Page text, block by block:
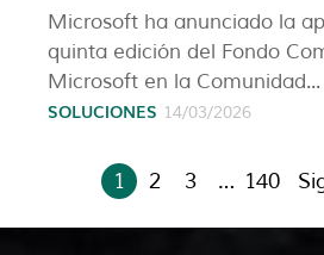
Microsoft ha anunciado la
quinta edición del Fondo
Microsoft en la Comunidad...
SOLUCIONES 14/03/2026
1 2 3 … 140